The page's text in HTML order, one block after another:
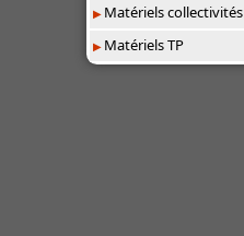
Matériels collectivités
Matériels TP